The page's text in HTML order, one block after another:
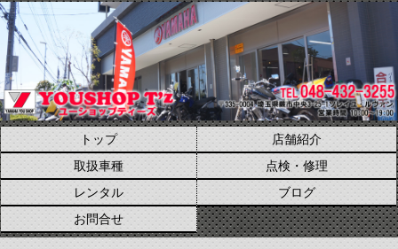
トップ
店舗紹介
取扱車種
点検・修理
レンタル
ブログ
お問合せ